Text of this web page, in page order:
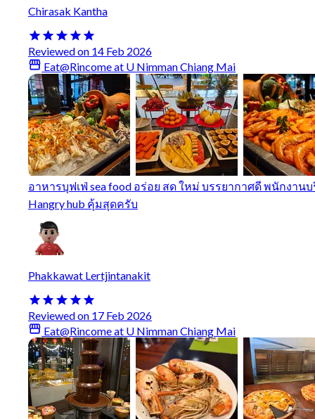
Chirasak Kantha
Reviewed on 14 Feb 2026
Eat@Rincome at U Nimman Chiang Mai
อาหารบุฟเฟ่ sea food อร่อย สด ใหม่ บรรยากาศดี พนักง
Hangry hub คุ้มสุดครับ
Phakkawat Lertjintanakit
Reviewed on 17 Feb 2026
Eat@Rincome at U Nimman Chiang Mai